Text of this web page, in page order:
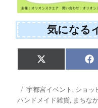
気になる
Share
on
X
(
w
t
F
a
e
b
o
投
稿
カ
テ
宇都宮イベント, ショッ
ハンドメイド雑貨, まちな